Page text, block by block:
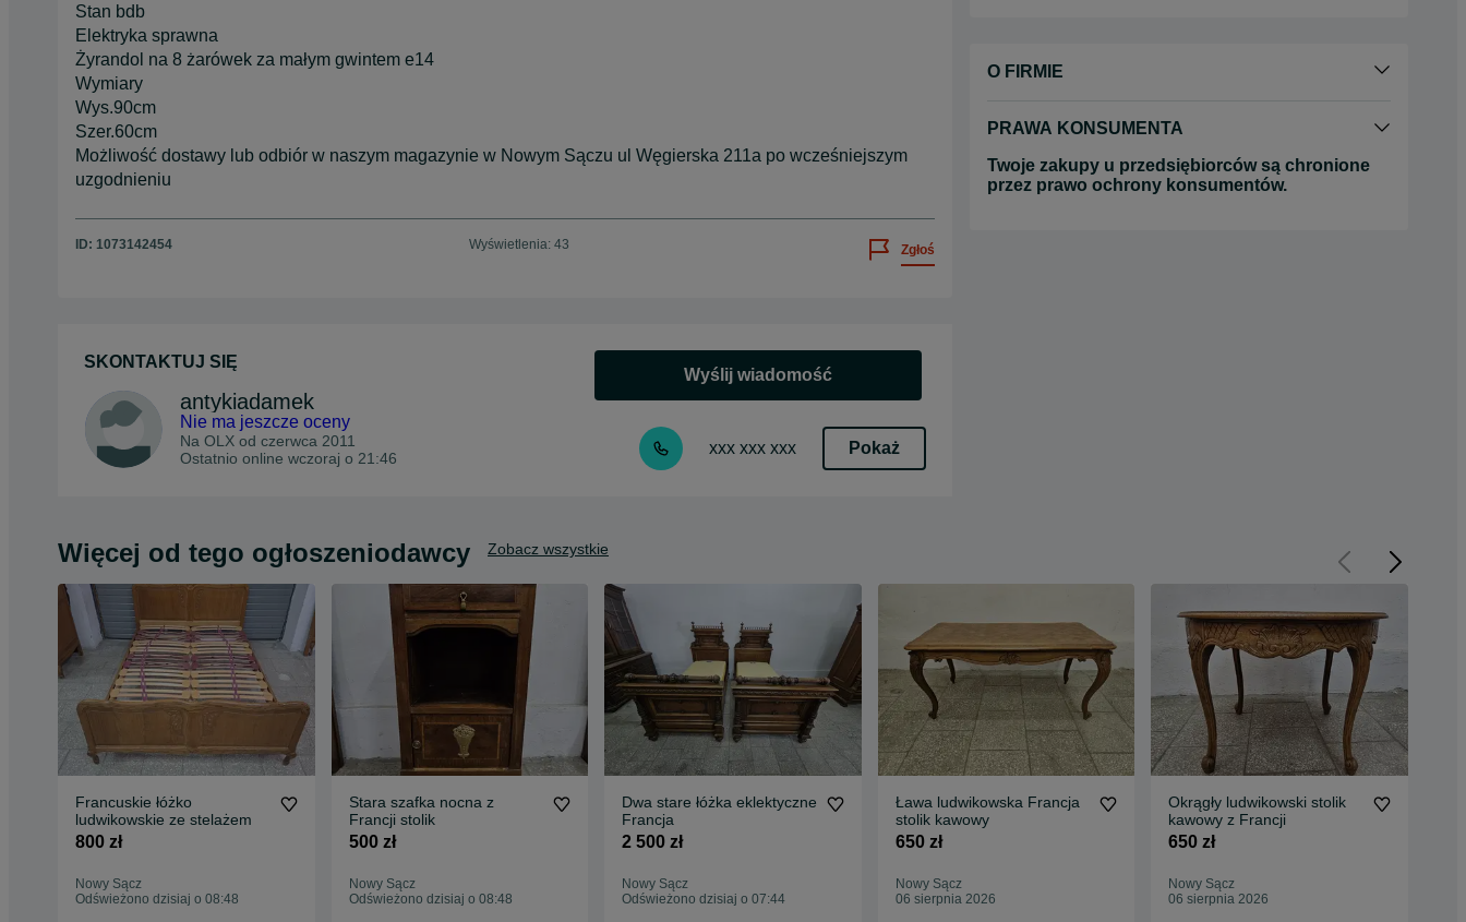
Stan bdb
Elektryka sprawna
Żyrandol na 8 żarówek za małym gwintem e14
Wymiary
Wys.90cm
Szer.60cm
Możliwość dostawy lub odbiór w naszym magazynie w Nowym Sączu ul Węgierska 211a po wcześniejszym
uzgodnieniu
ID: 1073142454 Wyświetlenia: 43 Zgłoś
SKONTAKTUJ SIĘ
antykiadamek
Nie ma jeszcze oceny
Na OLX od czerwca 2011
Ostatnio online wczoraj o 21:46
Wyślij wiadomość
xxx xxx xxx Pokaż
O FIRMIE
PRAWA KONSUMENTA
Twoje zakupy u przedsiębiorców są chronione
przez prawo ochrony konsumentów.
Więcej od tego ogłoszeniodawcy Zobacz wszystkie
Francuskie łóżko
ludwikowskie ze stelażem
800 zł
Nowy Sącz
Odświeżono dzisiaj o 08:48
Stara szafka nocna z
Francji stolik
500 zł
Nowy Sącz
Odświeżono dzisiaj o 08:48
Dwa stare łóżka eklektyczne
Francja
2 500 zł
Nowy Sącz
Odświeżono dzisiaj o 07:44
Ława ludwikowska Francja
stolik kawowy
650 zł
Nowy Sącz
06 sierpnia 2026
Okrągły ludwikowski stolik
kawowy z Francji
650 zł
Nowy Sącz
06 sierpnia 2026